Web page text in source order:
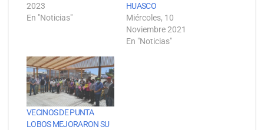
2023
En "Noticias"
HUASCO
Miércoles, 10
Noviembre 2021
En "Noticias"
VECINOS DE PUNTA
LOBOS MEJORARON SU